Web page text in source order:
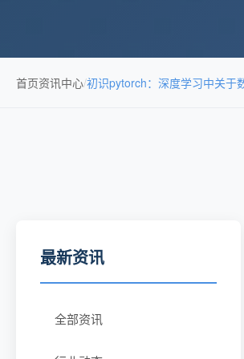
首页资讯中心/初识pytorch：深度学习中关于
最新资讯
全部资讯